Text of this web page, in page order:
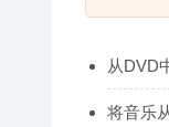
从DVD
将音乐